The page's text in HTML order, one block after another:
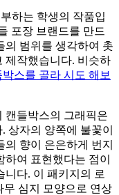
하는 학생의 작품입
포장 브랜드를 만드
의 범위를 생각하여 촛
제작했습니다. 비슷하
박스를 골라 시도 해보
캔들박스의 그래픽은
상자의 양쪽에 불꽃이
향이 은은하게 번지
여 표현했다는 점이
니다. 이 패키지의 로
무 심지 모양으로 연상